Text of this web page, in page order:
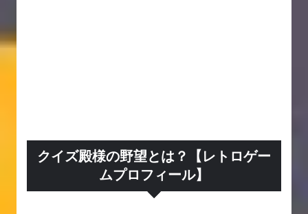
クイズ殿様の野望とは？【レトロゲー
ムプロフィール】